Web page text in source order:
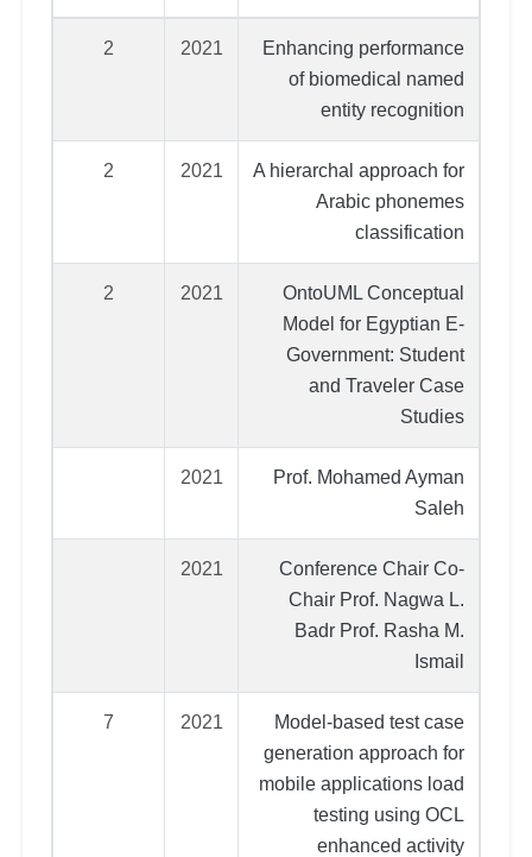
Enhancing performance
of biomedical named
entity recognition
2021
2
A hierarchal approach for
Arabic phonemes
classification
2021
2
OntoUML Conceptual
Model for Egyptian E-
Government: Student
and Traveler Case
Studies
2021
2
Prof. Mohamed Ayman
Saleh
2021
Conference Chair Co-
Chair Prof. Nagwa L.
Badr Prof. Rasha M.
Ismail
2021
Model-based test case
generation approach for
mobile applications load
testing using OCL
enhanced activity
2021
7